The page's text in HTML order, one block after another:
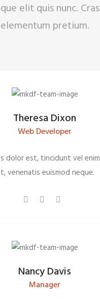
elit quis nunc. Cras
elementum pretium.
Theresa Dixon
Web Developer
dolor est, tincidunt vel enim
venenatis euismod neque.
Nancy Davis
Manager